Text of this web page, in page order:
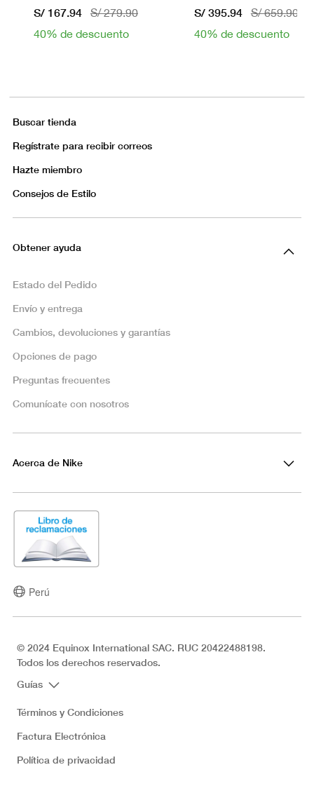
S/ 167.94
S/ 279.90
40% de descuento
S/ 395.94
S/ 659.90
40% de descuento
Buscar tienda
Regístrate para recibir correos
Hazte miembro
Consejos de Estilo
Obtener ayuda
Estado del Pedido
Envío y entrega
Cambios, devoluciones y garantías
Opciones de pago
Preguntas frecuentes
Comunícate con nosotros
Acerca de Nike
Perú
© 2024 Equinox International SAC. RUC 20422488198.
Todos los derechos reservados.
Guías
Términos y Condiciones
Factura Electrónica
Política de privacidad